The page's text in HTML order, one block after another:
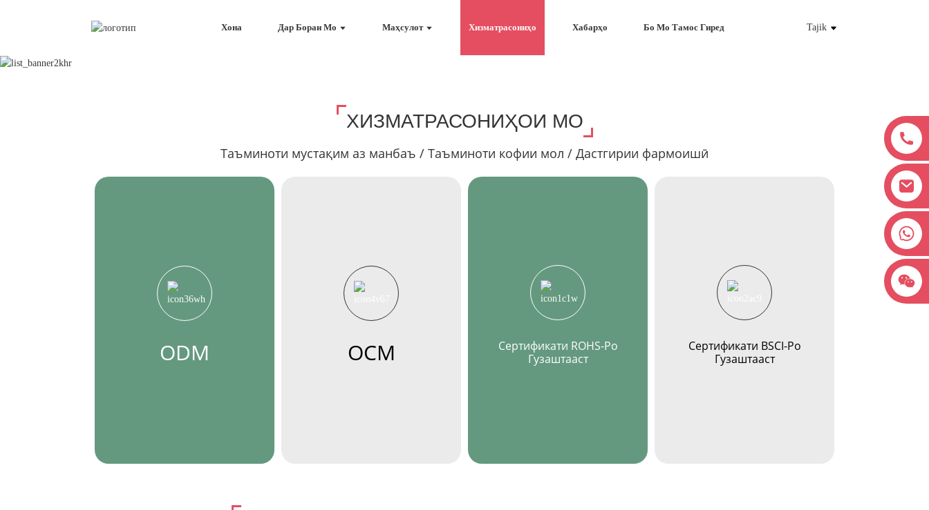
Хона Дар Бораи Мо Маҳсулот Хизматрасониҳо Хабарҳо Бо Мо Тамос Гиред Tajik
ХИЗМАТРАСОНИҲОИ МО
Таъминоти мустақим аз манбаъ / Таъминоти кофии мол / Дастгирии фармоишӣ
ODM ОСМ
Сертификати ROHS-Ро
Гузаштааст
Сертификати BSCI-Ро
Гузаштааст